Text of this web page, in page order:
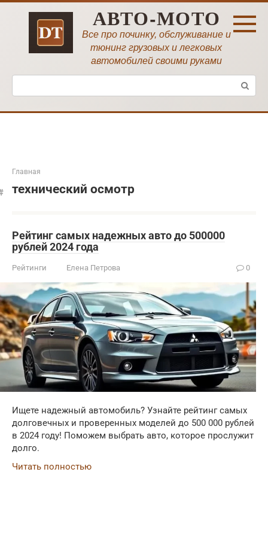
Перейти
АВТО-МОТО
Все про починку, обслуживание и
тюнинг грузовых и легковых
автомобилей своими руками
Поиск:
Главная
технический осмотр
Рейтинг самых надежных авто до 500000
рублей 2024 года
Рейтинги Елена Петрова 0
Ищете надежный автомобиль? Узнайте рейтинг самых
долговечных и проверенных моделей до 500 000 рублей
в 2024 году! Поможем выбрать авто, которое прослужит
долго.
Читать полностью